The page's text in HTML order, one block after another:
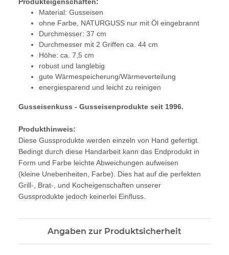
Produkteigenschaften:
Material: Gusseisen
ohne Farbe, NATURGUSS nur mit Öl eingebrannt
Durchmesser: 37 cm
Durchmesser mit 2 Griffen ca. 44 cm
Höhe: ca. 7,5 cm
robust und langlebig
gute Wärmespeicherung/Wärmeverteilung
energiesparend und leicht zu reinigen
Gusseisenkuss - Gusseisenprodukte seit 1996.
Produkthinweis:
Diese Gussprodukte werden einzeln von Hand gefertigt.
Bedingt durch diese Handarbeit kann das Endprodukt in
Form und Farbe leichte Abweichungen aufweisen
(kleine Unebenheiten, Farbe). Dies hat auf die perfekten
Grill-, Brat-, und Kocheigenschaften unserer
Gussprodukte jedoch keinerlei Einfluss.
Angaben zur Produktsicherheit